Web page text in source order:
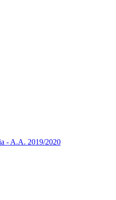
- A.A. 2019/2020